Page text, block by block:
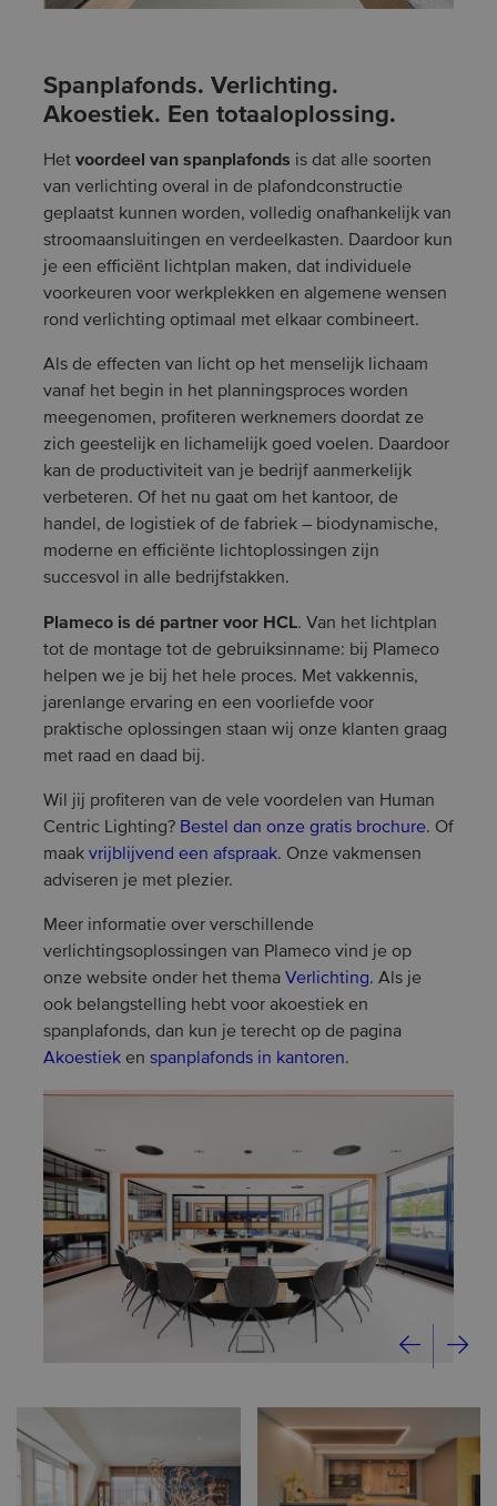
Spanplafonds. Verlichting.
Akoestiek. Een totaaloplossing.
Het voordeel van spanplafonds is dat alle soorten
van verlichting overal in de plafondconstructie
geplaatst kunnen worden, volledig onafhankelijk van
stroomaansluitingen en verdeelkasten. Daardoor kun
je een efficiënt lichtplan maken, dat individuele
voorkeuren voor werkplekken en algemene wensen
rond verlichting optimaal met elkaar combineert.
Als de effecten van licht op het menselijk lichaam
vanaf het begin in het planningsproces worden
meegenomen, profiteren werknemers doordat ze
zich geestelijk en lichamelijk goed voelen. Daardoor
kan de productiviteit van je bedrijf aanmerkelijk
verbeteren. Of het nu gaat om het kantoor, de
handel, de logistiek of de fabriek – biodynamische,
moderne en efficiënte lichtoplossingen zijn
succesvol in alle bedrijfstakken.
Plameco is dé partner voor HCL. Van het lichtplan
tot de montage tot de gebruiksinname: bij Plameco
helpen we je bij het hele proces. Met vakkennis,
jarenlange ervaring en een voorliefde voor
praktische oplossingen staan wij onze klanten graag
met raad en daad bij.
Wil jij profiteren van de vele voordelen van Human
Centric Lighting? Bestel dan onze gratis brochure. Of
maak vrijblijvend een afspraak. Onze vakmensen
adviseren je met plezier.
Meer informatie over verschillende
verlichtingsoplossingen van Plameco vind je op
onze website onder het thema Verlichting. Als je
ook belangstelling hebt voor akoestiek en
spanplafonds, dan kun je terecht op de pagina
Akoestiek en spanplafonds in kantoren.